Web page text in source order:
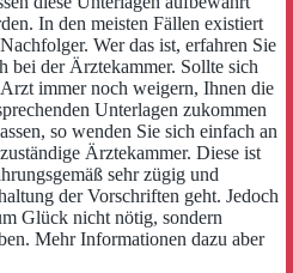
In den meisten Fällen existiert
Wer das ist, erfahren Sie
bei der Ärztekammer. Sollte sich
immer noch weigern, Ihnen die
Unterlagen zukommen
so wenden Sie sich einfach an
Ärztekammer. Diese ist
sehr zügig und
der Vorschriften geht. Jedoch
Glück nicht nötig, sondern
Mehr Informationen dazu aber